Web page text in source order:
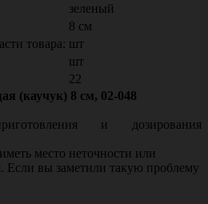
зеленый
8 см
товара: шт
шт
22
(каучук) 8 см, 02-048
и дозирования
место неточности или
Если вы заметили такую проблему